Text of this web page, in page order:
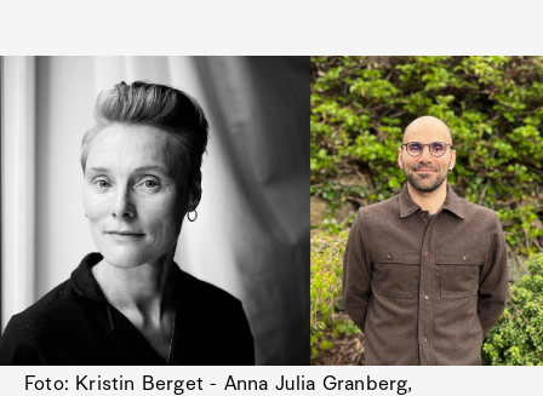
Foto: Kristin Berget - Anna Julia Granberg,